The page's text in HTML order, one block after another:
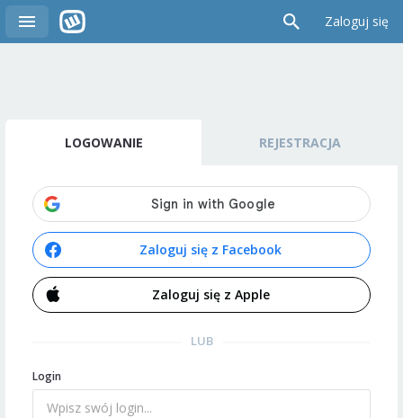
Zaloguj się
LOGOWANIE REJESTRACJA
Zaloguj się z Facebook
Zaloguj się z Apple
LUB
Login